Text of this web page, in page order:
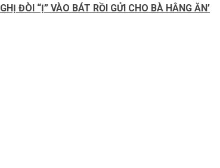
ĐÒI “Ị” VÀO BÁT RỒI GỬI CHO BÀ HẰNG ĂN’